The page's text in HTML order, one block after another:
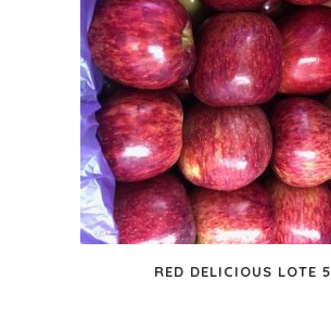
RED DELICIOUS LOTE 5